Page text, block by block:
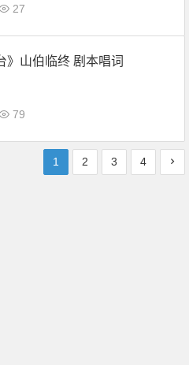
27
》山伯临终 剧本唱词
79
1 2 3 4